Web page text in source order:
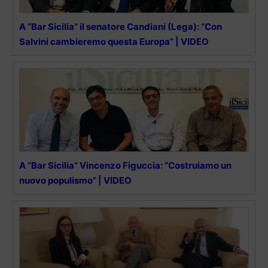
A “Bar Sicilia” il senatore Candiani (Lega): “Con
Salvini cambieremo questa Europa” | VIDEO
A “Bar Sicilia” Vincenzo Figuccia: “Costruiamo un
nuovo populismo” | VIDEO